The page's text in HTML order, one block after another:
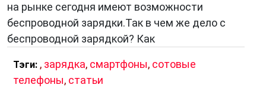
на рынке сегодня имеют возможности
беспроводной зарядки.Так в чем же дело с
беспроводной зарядкой? Как
Тэги: , зарядка, смартфоны, сотовые
телефоны, статьи